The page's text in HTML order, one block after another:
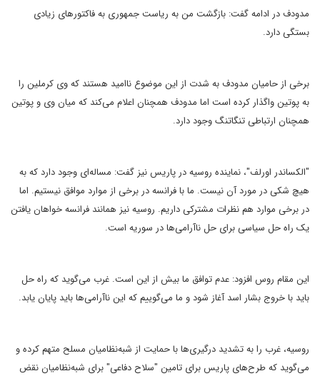
مدودف در ادامه گفت: ‌بازگشت من به ریاست جمهوری به فاکتورهای زیادی
بستگی دارد.
برخی از حامیان مدودف به شدت از این موضوع ناامید هستند که وی کرملین را
به پوتین واگذار کرده است اما مدودف همچنان اعلام می‌کند که میان وی و پوتین
همچنان ارتباطی تنگاتنگ وجود دارد.
"الکساندر اورلف"، نماینده روسیه در پاریس نیز گفت: مساله‌ای وجود دارد که به
هیچ شکی در مورد آن نیست. ما با فرانسه در برخی از موارد موافق نیستیم. اما
در برخی موارد هم نظرات مشترکی داریم. روسیه نیز همانند فرانسه خواهان یافتن
یک راه ‌حل سیاسی برای حل ناآرامی‌ها در سوریه است.
این مقام روس افزود: عدم توافق ما بیش از این است. غرب می‌گوید که راه ‌حل
باید با خروج بشار اسد آغاز شود و ما می‌گوییم که این ناآرامی‌ها باید پایان یابد.
روسیه، غرب را به تشدید درگیری‌ها با حمایت از شبه‌نظامیان مسلح متهم کرده و
می‌گوید که طرح‌های پاریس برای تامین "سلاح دفاعی" برای شبه‌نظامیان نقض